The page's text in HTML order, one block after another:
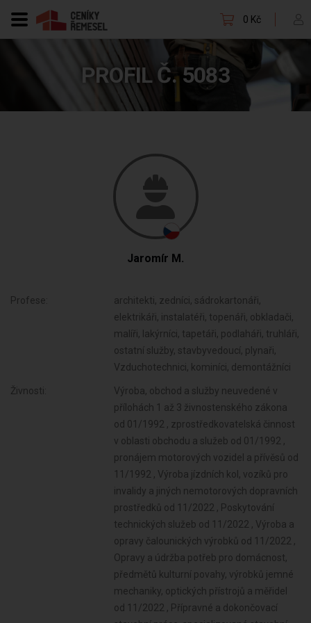
0 Kč
PROFIL Č. 5083
Jaromír M.
Profese:
architekti, zedníci, sádrokartonáři,
elektrikáři, instalatéři, topenáři, obkladači,
malíři, lakýrníci, tapetáři, podlaháři, truhláři,
ostatní služby, stavbyvedoucí, plynaři,
Vzduchotechnici, kominíci, demontážníci
Živnosti:
Výroba, obchod a služby neuvedené v
přílohách 1 až 3 živnostenského zákona
od 01/1992 , zprostředkovatelská činnost
v oblasti obchodu a služeb od 01/1992 ,
pronájem motorových vozidel a přívěsů od
11/1992 , Výroba jízdních kol, vozíků pro
invalidy a jiných nemotorových dopravních
prostředků od 11/2022 , Poskytování
technických služeb od 11/2022 , Výroba a
opravy čalounických výrobků od 11/2022 ,
Opravy a údržba potřeb pro domácnost,
předmětů kulturní povahy, výrobků jemné
mechaniky, optických přístrojů a měřidel
od 11/2022 , Přípravné a dokončovací